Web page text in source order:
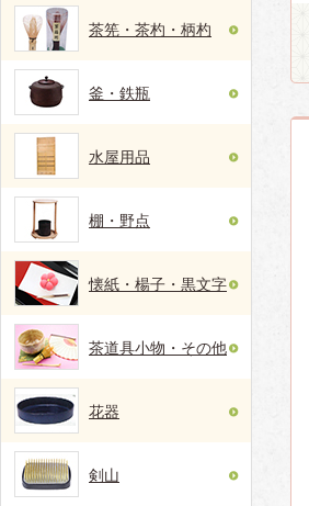
茶筅・茶杓・柄杓
釜・鉄瓶
水屋用品
棚・野点
懐紙・楊子・黒文字
茶道具小物・その他
花器
剣山